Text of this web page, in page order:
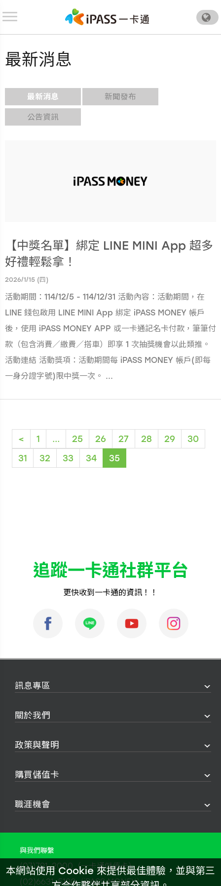
.
最新消息
最新消息 新聞發布
公告資訊
【中獎名單】綁定 LINE MINI App 超多
好禮輕鬆拿！
2026/1/15 (四)
活動期間：114/12/5 - 114/12/31 活動內容：活動期間，在
LINE 錢包啟用 LINE MINI App 綁定 iPASS MONEY 帳戶
後，使用 iPASS MONEY APP 或一卡通記名卡付款，筆筆付
款（包含消費／繳費／搭車）即享 1 次抽獎機會以此類推。
活動連結 活動獎項：活動期間每 iPASS MONEY 帳戶(即每
一身分證字號)限中獎一次。 ...
< 1 ... 25 26 27 28 29
30
31
32 33 34 35
(current)
追蹤一卡通社群平台
更快收到一卡通的資訊！！
訊息專區
關於我們
政策與聲明
購買儲值卡
職涯機會
與我們聯繫
(07)791-2000（一卡通儲值卡）
(02)6631-5190（iPASS MONEY）
本網站使用 Cookie 來提供最佳體驗，並與第三